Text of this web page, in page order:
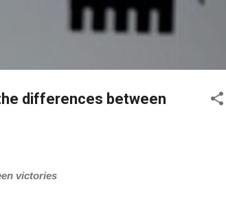
differences between
victories